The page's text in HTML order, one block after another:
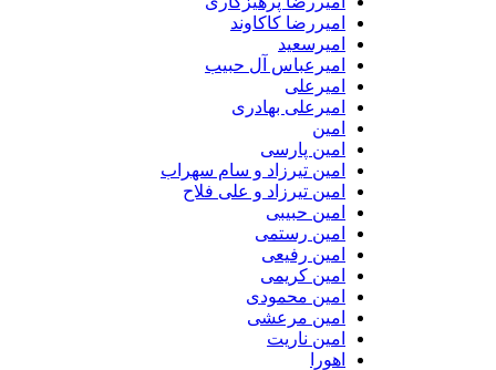
امیررضا کاکاوند
امیرسعید
امیرعباس آل حبیب
امیرعلی
امیرعلی بهادری
امین پارسی
امین تیرزاد و سام سهراب
امین تیرزاد و علی فلاح
امین حبیبی
امین رستمی
امین رفیعی
امین کریمی
امین محمودی
امین مرعشی
امین ناریت